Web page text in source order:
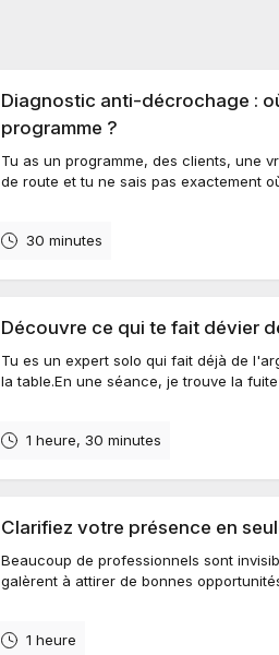
Diagnostic anti-décrochage :
programme ?
Tu as un programme, des clients, une
de route et tu ne sais pas exactement
30 minutes
Découvre ce qui te fait dévier
Tu es un expert solo qui fait déjà de
la table.En une séance, je trouve la
1 heure, 30 minutes
Clarifiez votre présence en
Beaucoup de professionnels sont
galèrent à attirer de bonnes
1 heure